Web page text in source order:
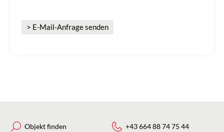
> E-Mail-Anfrage senden
Objekt finden +43 664 88 74 75 44